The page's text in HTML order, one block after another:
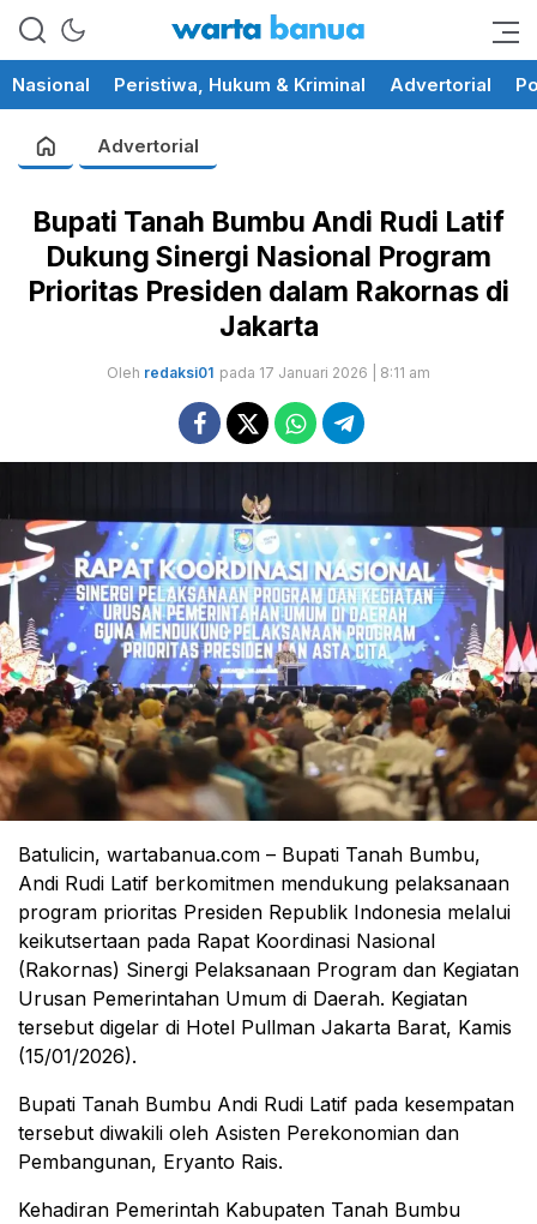
wartabanua.com
memberikan informasi yang
Nasional Peristiwa, Hukum & Kriminal Advertorial
Advertorial
Bupati Tanah Bumbu Andi Rudi Latif
Dukung Sinergi Nasional Program
Prioritas Presiden dalam Rakornas di
Jakarta
Oleh redaksi01 pada 17 Januari 2026 | 8:11 am
Batulicin, wartabanua.com – Bupati Tanah Bumbu,
Andi Rudi Latif berkomitmen mendukung pelaksanaan
program prioritas Presiden Republik Indonesia melalui
keikutsertaan pada Rapat Koordinasi Nasional
(Rakornas) Sinergi Pelaksanaan Program dan Kegiatan
Urusan Pemerintahan Umum di Daerah. Kegiatan
tersebut digelar di Hotel Pullman Jakarta Barat, Kamis
(15/01/2026).
Bupati Tanah Bumbu Andi Rudi Latif pada kesempatan
tersebut diwakili oleh Asisten Perekonomian dan
Pembangunan, Eryanto Rais.
Kehadiran Pemerintah Kabupaten Tanah Bumbu